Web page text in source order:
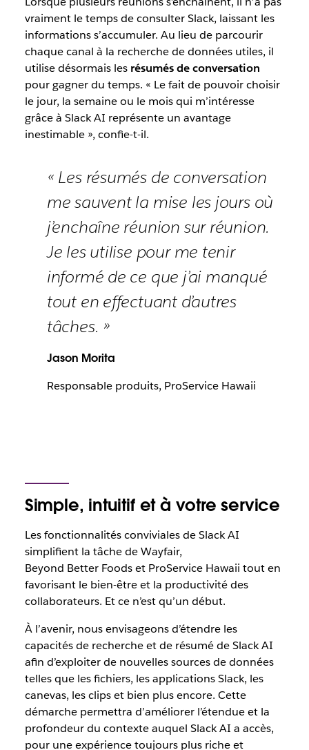
vraiment le temps de consulter Slack, laissant les
informations s’accumuler. Au lieu de parcourir
chaque canal à la recherche de données utiles, il
utilise désormais les résumés de conversation
pour gagner du temps. « Le fait de pouvoir choisir
le jour, la semaine ou le mois qui m’intéresse
grâce à Slack AI représente un avantage
inestimable », confie-t-il.
« Les résumés de conversation
me sauvent la mise les jours où
j’enchaîne réunion sur réunion.
Je les utilise pour me tenir
informé de ce que j’ai manqué
tout en effectuant d’autres
tâches. »
Jason Morita
Responsable produits, ProService Hawaii
Simple, intuitif et à votre service
Les fonctionnalités conviviales de Slack AI
simplifient la tâche de Wayfair,
Beyond Better Foods et ProService Hawaii tout en
favorisant le bien-être et la productivité des
collaborateurs. Et ce n’est qu’un début.
À l’avenir, nous envisageons d’étendre les
capacités de recherche et de résumé de Slack AI
afin d’exploiter de nouvelles sources de données
telles que les fichiers, les applications Slack, les
canevas, les clips et bien plus encore. Cette
démarche permettra d’améliorer l’étendue et la
profondeur du contexte auquel Slack AI a accès,
pour une expérience toujours plus riche et